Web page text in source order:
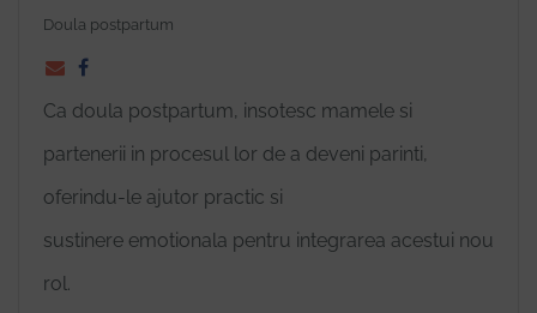
Doula postpartum
Ca doula postpartum, insotesc mamele si
partenerii in procesul lor de a deveni parinti,
oferindu-le ajutor practic si
sustinere emotionala pentru integrarea acestui nou
rol.